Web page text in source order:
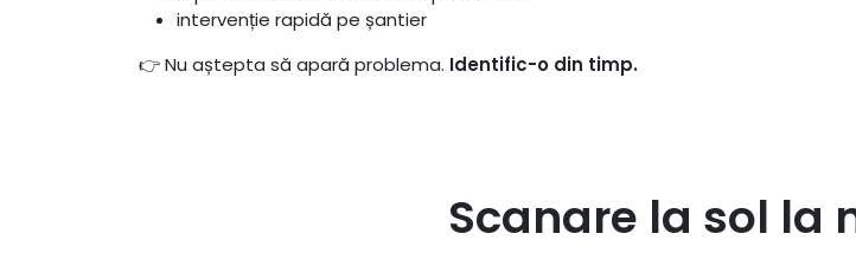
intervenție rapidă pe șantier
👉 Nu aștepta să apară problema. Identific-o din timp.
Scanare la sol la